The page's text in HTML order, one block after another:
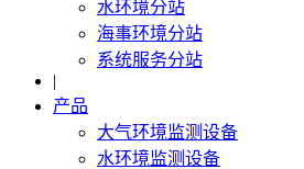
水环境分站
海事环境分站
系统服务分站
|
产品
大气环境监测设备
水环境监测设备